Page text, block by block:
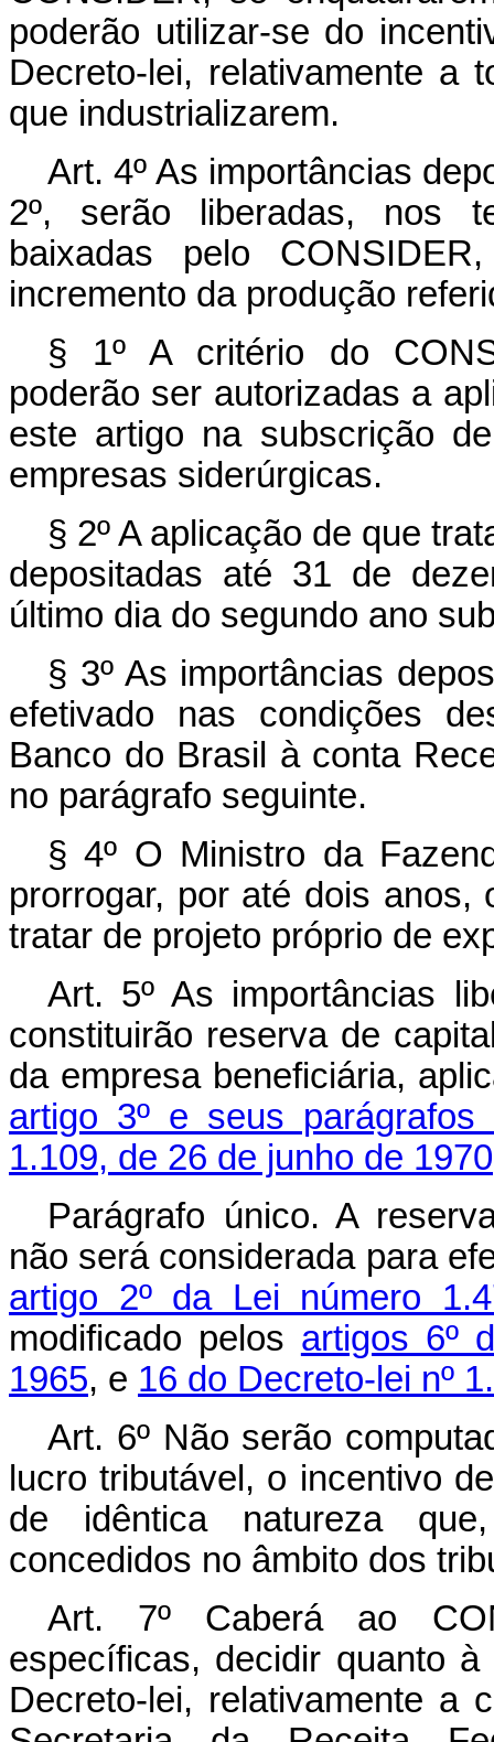
poderão utilizar-se do
Decreto-lei, relativamente a
que industrializarem.
Art. 4º As importâncias
2º, serão liberadas, nos
baixadas pelo
incremento da produção
§ 1º A critério do
poderão ser autorizadas a
este artigo na subscrição
empresas siderúrgicas.
§ 2º A aplicação de que
depositadas até 31 de
último dia do segundo ano
§ 3º As importâncias
efetivado nas condições
Banco do Brasil à conta
no parágrafo seguinte.
§ 4º O Ministro da
prorrogar, por até dois anos,
tratar de projeto próprio de
Art. 5º As importâncias
constituirão reserva de
da empresa beneficiária,
artigo 3º e seus parágrafos
1.109, de 26 de junho de 1970
Parágrafo único. A
não será considerada para
artigo 2º da Lei número
modificado pelos artigos 6º
1965, e 16 do Decreto-lei nº
Art. 6º Não serão
lucro tributável, o incentivo
de idêntica natureza
concedidos no âmbito dos
Art. 7º Caberá ao
específicas, decidir quanto
Decreto-lei, relativamente a